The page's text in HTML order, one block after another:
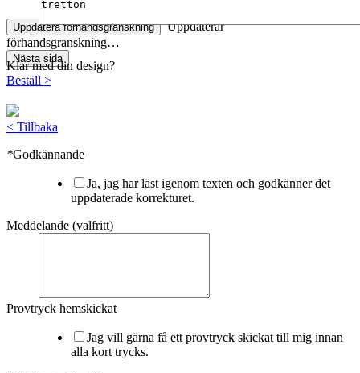
Uppdatera förhandsgranskning
Uppdaterar
förhandsgranskning…
Nästa sida
Klar med din design?
Beställ >
< Tillbaka
*Godkännande
Ja, jag har läst igenom texten och godkänner det
uppdaterade korrekturet.
Meddelande (valfritt)
Provtryck hemskickat
Jag vill gärna få ett provtryck skickat till mig innan
alla kort trycks.